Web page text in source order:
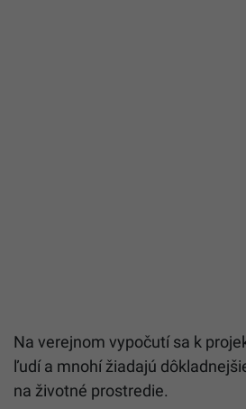
Na verejnom vypočutí sa k
ľudí a mnohí žiadajú
na životné prostredie.